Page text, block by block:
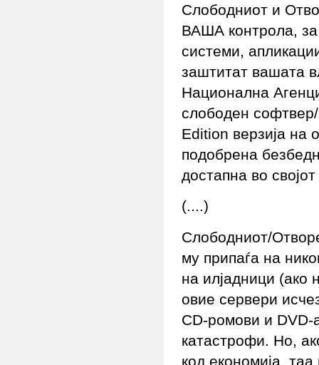
Слободниот и
ВАША контрола, за
системи,
заштитат вашата
Национална
слободен
Edition верзија на
подобрена
достапна во
(....)
Слободниот/
му припаѓа на
на илјадници (ако
овие сервери
CD-ромови и
катастрофи. Но,
код економија,